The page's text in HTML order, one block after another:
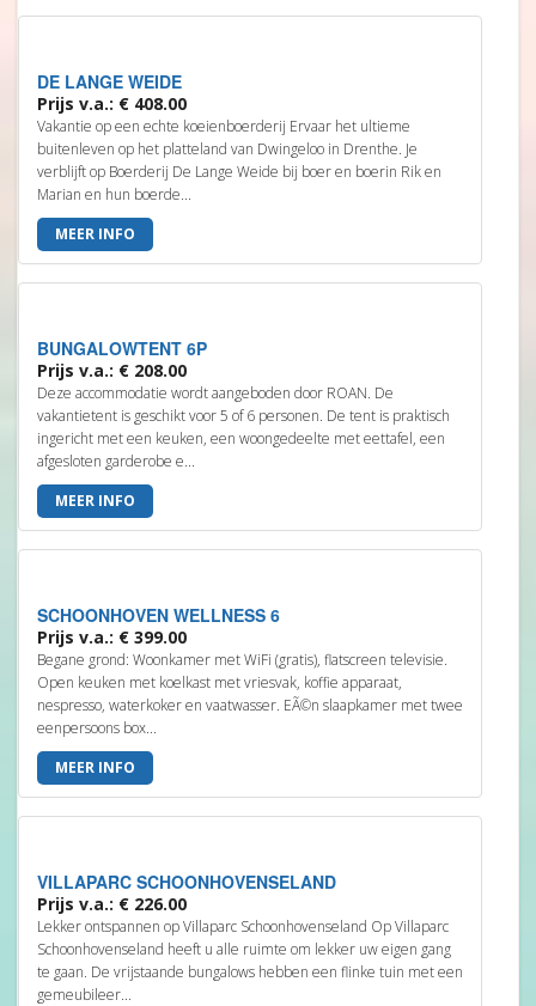
DE LANGE WEIDE
Prijs v.a.: € 408.00
Vakantie op een echte koeienboerderij Ervaar het ultieme
buitenleven op het platteland van Dwingeloo in Drenthe. Je
verblijft op Boerderij De Lange Weide bij boer en boerin Rik en
Marian en hun boerde...
MEER INFO
BUNGALOWTENT 6P
Prijs v.a.: € 208.00
Deze accommodatie wordt aangeboden door ROAN. De
vakantietent is geschikt voor 5 of 6 personen. De tent is praktisch
ingericht met een keuken, een woongedeelte met eettafel, een
afgesloten garderobe e...
MEER INFO
SCHOONHOVEN WELLNESS 6
Prijs v.a.: € 399.00
Begane grond: Woonkamer met WiFi (gratis), flatscreen televisie.
Open keuken met koelkast met vriesvak, koffie apparaat,
nespresso, waterkoker en vaatwasser. EÃ©n slaapkamer met twee
eenpersoons box...
MEER INFO
VILLAPARC SCHOONHOVENSELAND
Prijs v.a.: € 226.00
Lekker ontspannen op Villaparc Schoonhovenseland Op Villaparc
Schoonhovenseland heeft u alle ruimte om lekker uw eigen gang
te gaan. De vrijstaande bungalows hebben een flinke tuin met een
gemeubileer...